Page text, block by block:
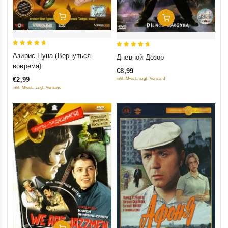
Добавить В Корзину
out of 5
Азирис Нуна (Вернуться
вовремя)
€2,99
inkl. Mwst., zzgl. Versand
Добавить В Корзину
out of 5
Дневной Дозор
€8,99
inkl. Mwst., zzgl. Versand